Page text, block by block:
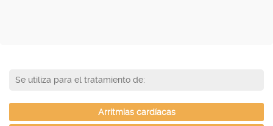
Se utiliza para el tratamiento de:
Arritmias cardíacas